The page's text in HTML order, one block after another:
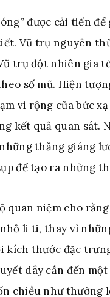
được cải tiến
Vũ trụ nguyên
trụ đột nhiên gia
số mũ. Hiện
vi rộng của bức
kết quả quan sát.
thăng giáng
để tạo ra những
quan niệm cho
li ti, thay vì
kích thước đặc
dây cần đến
chiều như thường